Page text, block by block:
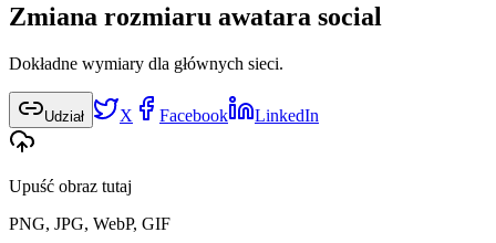
Zmiana rozmiaru awatara social
Dokładne wymiary dla głównych sieci.
Udział X Facebook LinkedIn
Upuść obraz tutaj
PNG, JPG, WebP, GIF